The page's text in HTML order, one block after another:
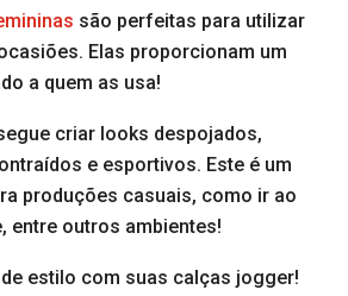
são perfeitas para utilizar
Elas proporcionam um
a quem as usa!
criar looks despojados,
e esportivos. Este é um
produções casuais, como ir ao
entre outros ambientes!
estilo com suas calças jogger!